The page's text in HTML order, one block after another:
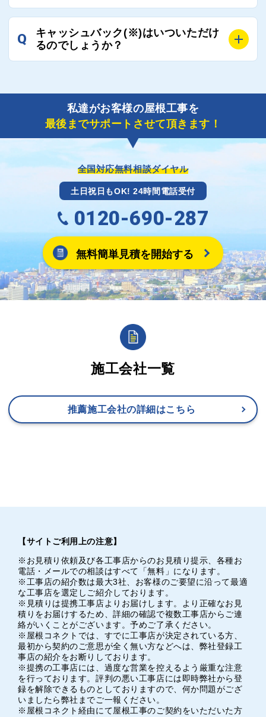
また、急ぎの場合などは屋根コネクトとしても全面的
にご協力いたしますので、ご相談ください。可能な限
り期間を短縮できる状況の工事業者を選定させていた
だきます。
風災補償を適用される場合は、専門家による視察と必
Q
キャッシュバック(※)はいついただけ
るのでしょうか？
了しましたら、キャッシュバック(※)申込みフォーム
に各項目を入力いただいた上で送信してください。
その内容を屋根コネクトが確認できた日時から翌月末
までには送付手配させていただきます。
※キャッシュバックの金額は契約金額によって異なり
ます。
私達がお客様の屋根工事を
最後までサポートさせて頂きます！
全国対応無料相談ダイヤル
土日祝日もOK! 24時間電話受付
0120-690-287
無料簡単見積を開始する
施工会社一覧
推薦施工会社の詳細はこちら
【サイトご利用上の注意】
※お見積り依頼及び各工事店からのお見積り提示、各種お
電話・メールでの相談はすべて「無料」になります。
※工事店の紹介数は最大3社、お客様のご要望に沿って最適
な工事店を選定しご紹介しております。
※見積りは提携工事店よりお届けします。より正確なお見
積りをお届けするため、詳細の確認で複数工事店からご連
絡がいくことがございます。予めご了承ください。
※屋根コネクトでは、すでに工事店が決定されている方、
最初から契約のご意思が全く無い方などへは、弊社登録工
事店の紹介をお断りしております。
※提携の工事店には、過度な営業を控えるよう厳重な注意
を行っております。評判の悪い工事店には即時弊社から登
録を解除できるものとしておりますので、何か問題がござ
いましたら弊社までご一報ください。
※屋根コネクト経由にて屋根工事のご契約をいただいた方